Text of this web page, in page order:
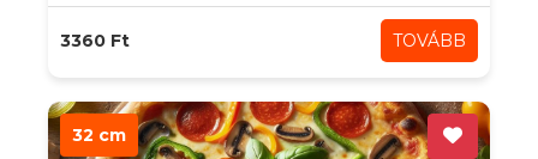
3360 Ft TOVÁBB
32 cm